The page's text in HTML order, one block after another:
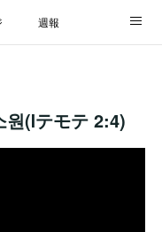
週報
(Ⅰテモテ 2:4)